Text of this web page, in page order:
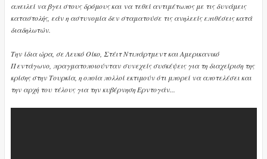
απειλεί να βγει στους δρόμους και να τεθεί αντιμέτωπος με τις δυνάμεις
καταστολής, εάν η αστυνομία δεν σταματούσε τις ανηλεείς επιθέσεις κατά
διαδηλωτών.
Την ίδια ώρα, σε Λευκό Οίκο, Στέιτ Ντιπάρτμεντ και Αμερικανικό
Πεντάγωνο, πραγματοποιούνταν συνεχείς συσκέψεις για τη διαχείριση της
κρίσης στην Τουρκία, η οποία πολλοί εκτιμούν ότι μπορεί να αποτελέσει και
την αρχή του τέλους για την κυβέρνηση Ερντογάν...